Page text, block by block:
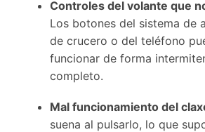
Controles del volante que
Los botones del sistema de
de crucero o del teléfono
funcionar de forma
completo.
Mal funcionamiento del
suena al pulsarlo, lo que